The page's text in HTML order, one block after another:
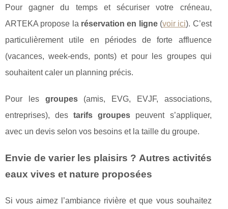
Pour gagner du temps et sécuriser votre créneau,
ARTEKA propose la réservation en ligne(voir ici). C’est
particulièrement utile en périodes de forte affluence
(vacances, week-ends, ponts) et pour les groupes qui
souhaitent caler un planning précis.
Pour les groupes(amis, EVG, EVJF, associations,
entreprises), destarifs groupes peuvent s’appliquer,
avec un devis selon vos besoins et la taille du groupe.
Envie de varier les plaisirs ? Autres activités
eaux vives et nature proposées
Si vous aimez l’ambiance rivière et que vous souhaitez